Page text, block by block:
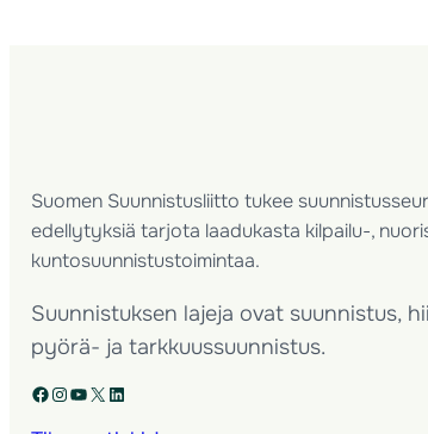
Suomen Suunnistusliitto tukee
edellytyksiä tarjota laadukasta kilpailu-,
kuntosuunnistustoimintaa.
Suunnistuksen lajeja ovat suunnistus,
pyörä- ja tarkkuussuunnistus.
Facebook Instagram YouTube X LinkedIn